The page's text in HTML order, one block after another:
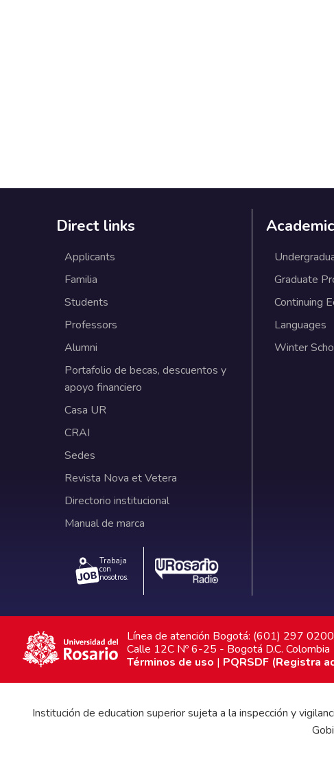
Direct links
Applicants
Familia
Students
Professors
Alumni
Portafolio de becas, descuentos y
apoyo financiero
Casa UR
CRAI
Sedes
Revista Nova et Vetera
Directorio institucional
Manual de marca
Trabaja
con
nosotros.
Graduate
Continuing
Languages
Winter
Línea de atención Bogotá: (601) 297 0200
Calle 12C Nº 6-25 - Bogotá D.C. Colombia
Términos de uso | PQRSDF (Registra
Institución de education superior sujeta a la inspección y